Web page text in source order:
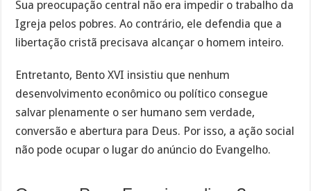
Sua preocupação central não era impedir o trabalho da
Igreja pelos pobres. Ao contrário, ele defendia que a
libertação cristã precisava alcançar o homem inteiro.
Entretanto, Bento XVI insistiu que nenhum
desenvolvimento econômico ou político consegue
salvar plenamente o ser humano sem verdade,
conversão e abertura para Deus. Por isso, a ação social
não pode ocupar o lugar do anúncio do Evangelho.